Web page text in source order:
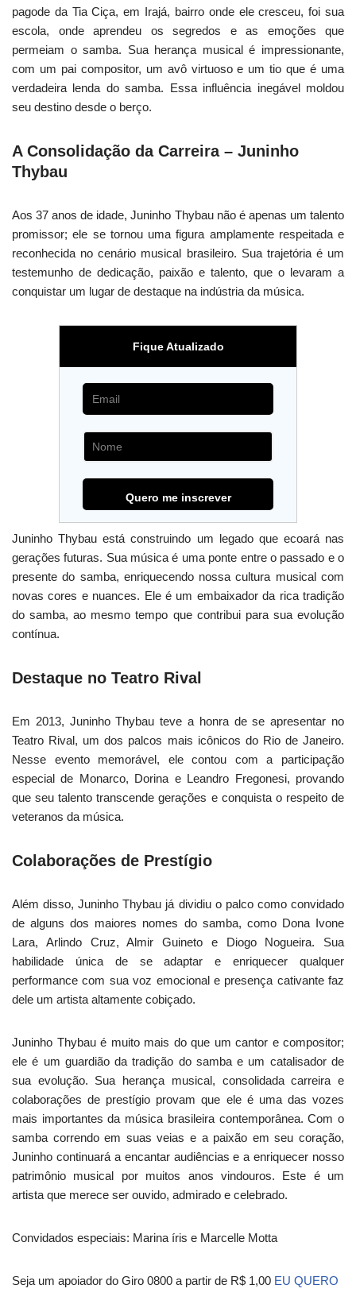
pagode da Tia Ciça, em Irajá, bairro onde ele cresceu, foi sua
escola, onde aprendeu os segredos e as emoções que
permeiam o samba. Sua herança musical é impressionante,
com um pai compositor, um avô virtuoso e um tio que é uma
verdadeira lenda do samba. Essa influência inegável moldou
seu destino desde o berço.
A Consolidação da Carreira – Juninho
Thybau
Aos 37 anos de idade, Juninho Thybau não é apenas um talento
promissor; ele se tornou uma figura amplamente respeitada e
reconhecida no cenário musical brasileiro. Sua trajetória é um
testemunho de dedicação, paixão e talento, que o levaram a
conquistar um lugar de destaque na indústria da música.
Fique Atualizado
Juninho Thybau está construindo um legado que ecoará nas
gerações futuras. Sua música é uma ponte entre o passado e o
presente do samba, enriquecendo nossa cultura musical com
novas cores e nuances. Ele é um embaixador da rica tradição
do samba, ao mesmo tempo que contribui para sua evolução
contínua.
Destaque no Teatro Rival
Em 2013, Juninho Thybau teve a honra de se apresentar no
Teatro Rival, um dos palcos mais icônicos do Rio de Janeiro.
Nesse evento memorável, ele contou com a participação
especial de Monarco, Dorina e Leandro Fregonesi, provando
que seu talento transcende gerações e conquista o respeito de
veteranos da música.
Colaborações de Prestígio
Além disso, Juninho Thybau já dividiu o palco como convidado
de alguns dos maiores nomes do samba, como Dona Ivone
Lara, Arlindo Cruz, Almir Guineto e Diogo Nogueira. Sua
habilidade única de se adaptar e enriquecer qualquer
performance com sua voz emocional e presença cativante faz
dele um artista altamente cobiçado.
Juninho Thybau é muito mais do que um cantor e compositor;
ele é um guardião da tradição do samba e um catalisador de
sua evolução. Sua herança musical, consolidada carreira e
colaborações de prestígio provam que ele é uma das vozes
mais importantes da música brasileira contemporânea. Com o
samba correndo em suas veias e a paixão em seu coração,
Juninho continuará a encantar audiências e a enriquecer nosso
patrimônio musical por muitos anos vindouros. Este é um
artista que merece ser ouvido, admirado e celebrado.
Convidados especiais: Marina íris e Marcelle Motta
Seja um apoiador do Giro 0800 a partir de R$ 1,00 EU QUERO